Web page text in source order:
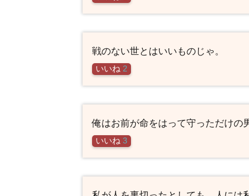
戦のない世とはいいものじゃ。
いいね 2
俺はお前が命をはって守っただけの
いいね 3